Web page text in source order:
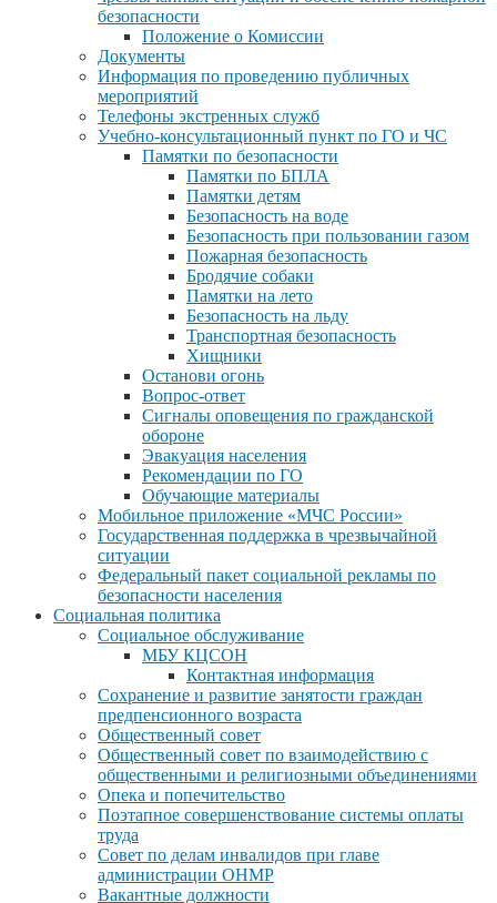
безопасности
Положение о Комиссии
Документы
Информация по проведению публичных
мероприятий
Телефоны экстренных служб
Учебно-консультационный пункт по ГО и ЧС
Памятки по безопасности
Памятки по БПЛА
Памятки детям
Безопасность на воде
Безопасность при пользовании газом
Пожарная безопасность
Бродячие собаки
Памятки на лето
Безопасность на льду
Транспортная безопасность
Хищники
Останови огонь
Вопрос-ответ
Сигналы оповещения по гражданской
обороне
Эвакуация населения
Рекомендации по ГО
Обучающие материалы
Мобильное приложение «МЧС России»
Государственная поддержка в чрезвычайной
ситуации
Федеральный пакет социальной рекламы по
безопасности населения
Социальная политика
Социальное обслуживание
МБУ КЦСОН
Контактная информация
Сохранение и развитие занятости граждан
предпенсионного возраста
Общественный совет
Общественный совет по взаимодействию с
общественными и религиозными объединениями
Опека и попечительство
Поэтапное совершенствование системы оплаты
труда
Совет по делам инвалидов при главе
администрации ОНМР
Вакантные должности